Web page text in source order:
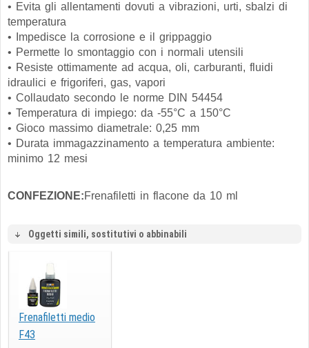
• Evita gli allentamenti dovuti a vibrazioni, urti, sbalzi di
temperatura
• Impedisce la corrosione e il grippaggio
• Permette lo smontaggio con i normali utensili
• Resiste ottimamente ad acqua, oli, carburanti, fluidi
idraulici e frigoriferi, gas, vapori
• Collaudato secondo le norme DIN 54454
• Temperatura di impiego: da -55°C a 150°C
• Gioco massimo diametrale: 0,25 mm
• Durata immagazzinamento a temperatura ambiente:
minimo 12 mesi
CONFEZIONE:Frenafiletti in flacone da 10 ml
Oggetti simili, sostitutivi o abbinabili
Frenafiletti medio
F43